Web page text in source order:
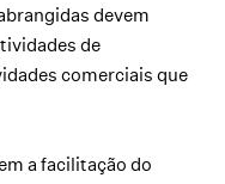
devem
de
comerciais que
a facilitação do